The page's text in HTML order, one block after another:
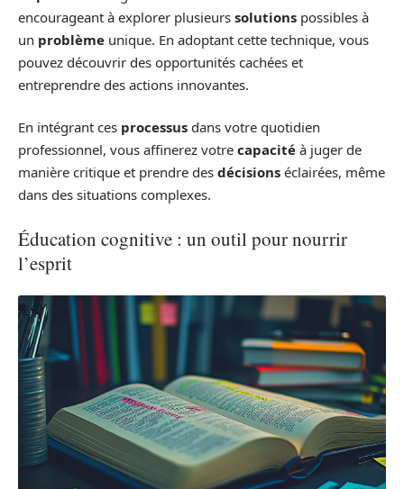
encourageant à explorer plusieurs solutions possibles à
un problème unique. En adoptant cette technique, vous
pouvez découvrir des opportunités cachées et
entreprendre des actions innovantes.
En intégrant ces processus dans votre quotidien
professionnel, vous affinerez votre capacité à juger de
manière critique et prendre des décisions éclairées, même
dans des situations complexes.
Éducation cognitive : un outil pour nourrir
l’esprit